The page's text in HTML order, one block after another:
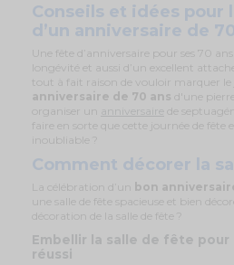
Conseils et idées pour
d’un anniversaire de
Une fête d’anniversaire pour ses 70
longévité et aussi d’un excellent
tout à fait raison de vouloir marquer le
anniversaire de 70 ans d'une
organiser un
anniversaire
de
faire en sorte que cette journée de fête
inoubliable ?
Comment décorer la
La célébration d’un bon
une salle de fête spacieuse et bien
décoration de la salle de fête ?
Embellir la salle de fête pour
réussi